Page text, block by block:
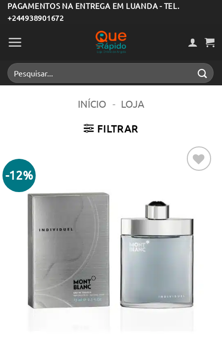
Skip
to
content
PAGAMENTOS NA ENTREGA EM LUANDA - TEL.
+244938901672
Pesquisar
por:
INÍCIO - LOJA
FILTRAR
-12%